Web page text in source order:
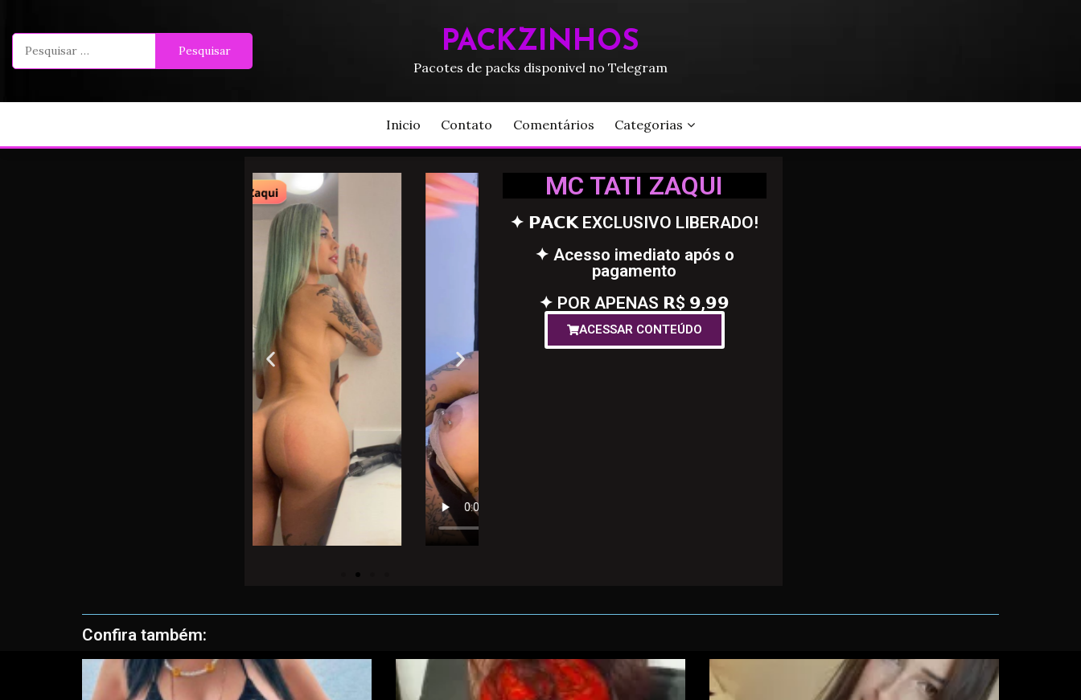
PACKZINHOS
Pacotes de packs disponivel no Telegram
Inicio Contato Comentários Categorias
MC TATI ZAQUI
✦ 𝗣𝗔𝗖𝗞 EXCLUSIVO LIBERADO!
✦ Acesso imediato após o
pagamento
✦ POR APENAS 𝗥$ 𝟵,𝟵𝟵
ACESSAR CONTEÚDO
Confira também: